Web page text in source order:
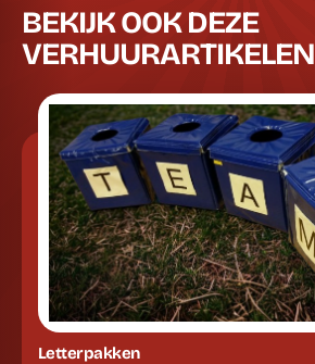
BEKIJK OOK DEZE
VERHUURARTIKELEN
Letterpakken